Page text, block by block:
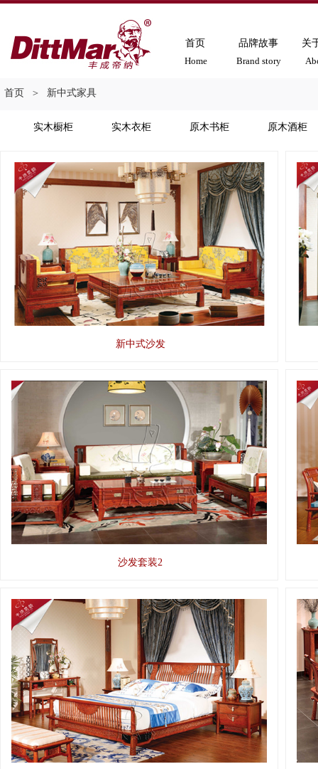
Home Brand story
首页 品牌故事 关
首页 ＞ 新中式家具
实木橱柜 实木衣柜 原木书柜 原木酒柜
新中式沙发
沙发套装2